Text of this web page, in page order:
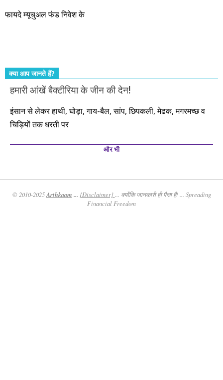
कर्महीन नर पावत नाहीं। आपके हिस्से का कुछ कर्म हम कर दे रहे हैं। बाकी
फायदे म्यूचुअल फंड निवेश के
क्या आप जानते हैं?
हमारी आंखें बैक्टीरिया के जीन की देन!
इंसान से लेकर हाथी, घोड़ा, गाय-बैल, सांप, छिपकली, मेढक, मगरमच्छ व
चिड़ियों तक धरती पर
और भी
© 2010-2025Arthkaam ... {Disclaimer}
... क्योंकि जानकारी ही पैसा है! ... Spreading
Financial Freedom